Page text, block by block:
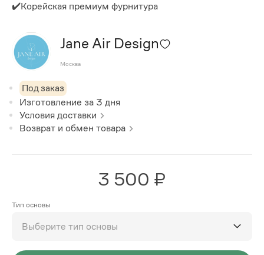
✔️Корейская премиум фурнитура
Jane Air Design
Москва
Под заказ
Изготовление за 3 дня
Условия доставки
Возврат и обмен товара
3 500 ₽
Тип основы
Выберите тип основы